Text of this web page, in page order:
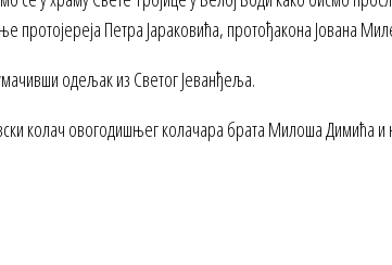
протојереја Петра Јараковића, протођакона Јована
одељак из Светог Јеванђеља.
колач овогодишњег колачара брата Милоша Димића